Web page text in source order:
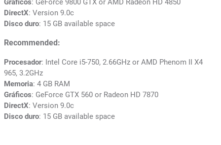
Gráficos: GeForce 9800 GTX or AMD Radeon HD 4850
DirectX: Version 9.0c
Disco duro: 15 GB available space
Recommended:
Procesador: Intel Core i5-750, 2.66GHz or AMD Phenom II X4
965, 3.2GHz
Memoria: 4 GB RAM
Gráficos: GeForce GTX 560 or Radeon HD 7870
DirectX: Version 9.0c
Disco duro: 15 GB available space